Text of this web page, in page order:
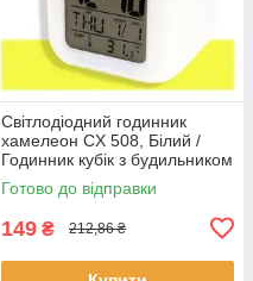
Світлодіодний годинник
хамелеон CX 508, Білий /
Годинник кубік з будильником
і термометром /
ЕлектроннийLED годинник-
Готово до відправки
149 ₴ 212,86 ₴